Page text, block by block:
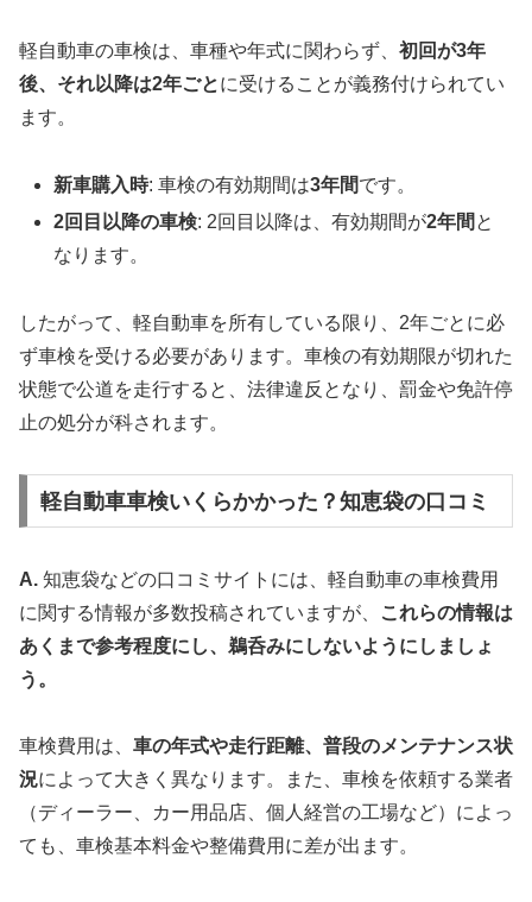
軽自動車の車検は、車種や年式に関わらず、 初回が3年
後、それ以降は2年ごとに受けることが義務付けられてい
ます。
新車購入時: 車検の有効期間は3年間です。
2回目以降の車検: 2回目以降は、有効期間が2年間 と
なります。
したがって、軽自動車を所有している限り、2年ごとに必
ず車検を受ける必要があります。車検の有効期限が切れた
状態で公道を走行すると、法律違反となり、罰金や免許停
止の処分が科されます。
軽自動車車検いくらかかった？知恵袋の口コミ
A. 知恵袋などの口コミサイトには、軽自動車の車検費用
に関する情報が多数投稿されていますが、
これらの情報は
あくまで参考程度にし、鵜呑みにしないようにしましょ
う。
車検費用は、 車の年式や走行距離、普段のメンテナンス状
況によって大きく異なります。また、車検を依頼する業者
（ディーラー、カー用品店、個人経営の工場など）によっ
ても、車検基本料金や整備費用に差が出ます。